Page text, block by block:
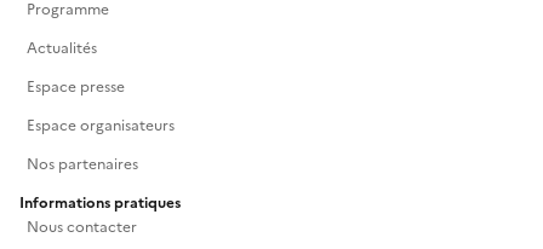
Programme
Actualités
Espace presse
Espace organisateurs
Nos partenaires
Informations pratiques
Nous contacter